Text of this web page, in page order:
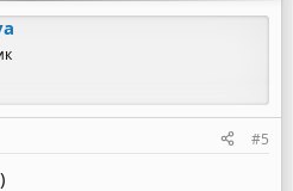
#5